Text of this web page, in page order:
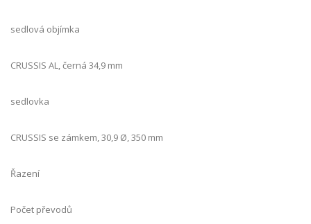
sedlová objímka
CRUSSIS AL, černá 34,9 mm
sedlovka
CRUSSIS se zámkem, 30,9 Ø, 350 mm
Řazení
Počet převodů